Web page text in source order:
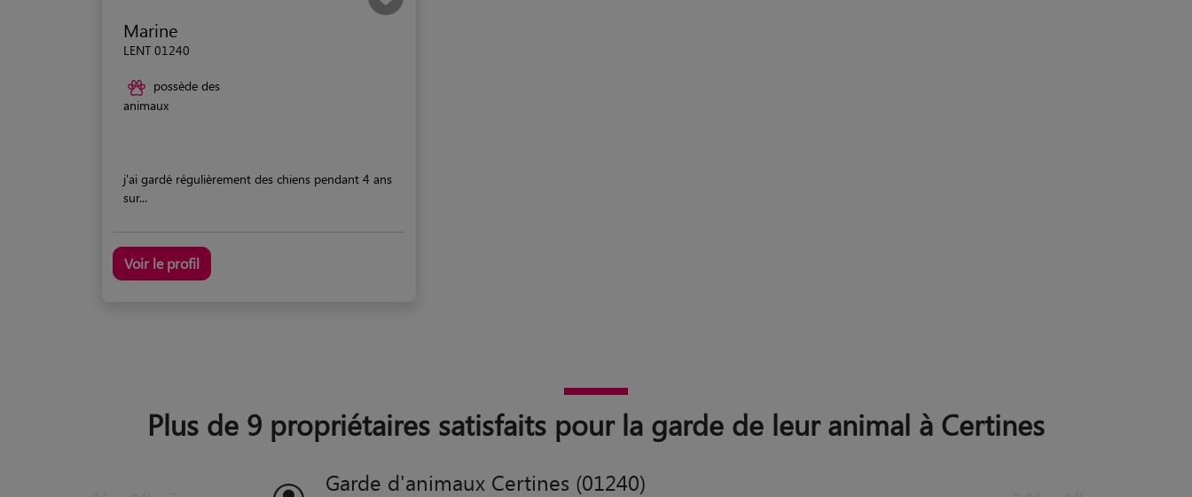
Marine
LENT 01240
possède des
animaux
j'ai gardé régulièrement des chiens pendant 4 ans
sur...
Voir le profil
Plus de 9 propriétaires satisfaits pour la garde de leur animal à Certines
Garde d'animaux Certines (01240)